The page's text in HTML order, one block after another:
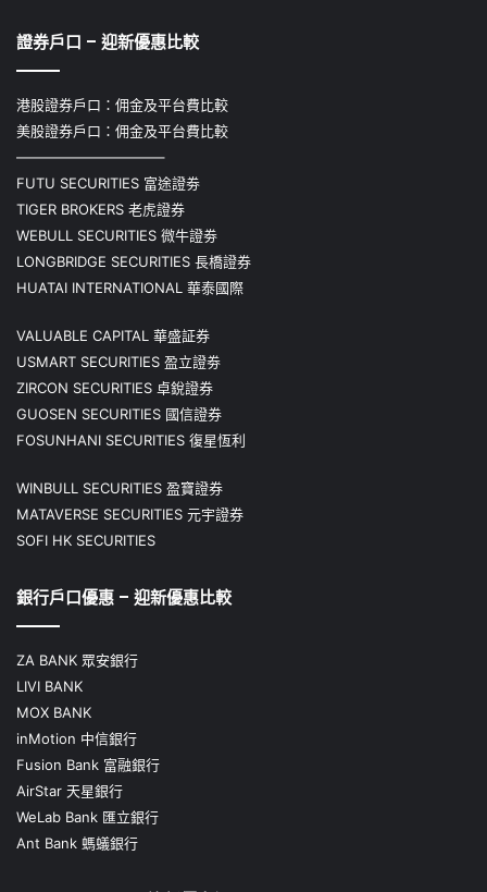
證券戶口 – 迎新優惠比較
港股證券戶口：佣金及平台費比較
美股證券戶口：佣金及平台費比較
——————————–
FUTU SECURITIES 富途證劵
TIGER BROKERS 老虎證券
WEBULL SECURITIES 微牛證劵
LONGBRIDGE SECURITIES 長橋證券
HUATAI INTERNATIONAL 華泰國際
VALUABLE CAPITAL 華盛証券
USMART SECURITIES 盈立證劵
ZIRCON SECURITIES 卓銳證券
GUOSEN SECURITIES 國信證券
FOSUNHANI SECURITIES 復星恆利
WINBULL SECURITIES 盈寶證券
MATAVERSE SECURITIES 元宇證券
SOFI HK SECURITIES
銀行戶口優惠 – 迎新優惠比較
ZA BANK 眾安銀行
LIVI BANK
MOX BANK
inMotion 中信銀行
Fusion Bank 富融銀行
AirStar 天星銀行
WeLab Bank 匯立銀行
Ant Bank 螞蟻銀行